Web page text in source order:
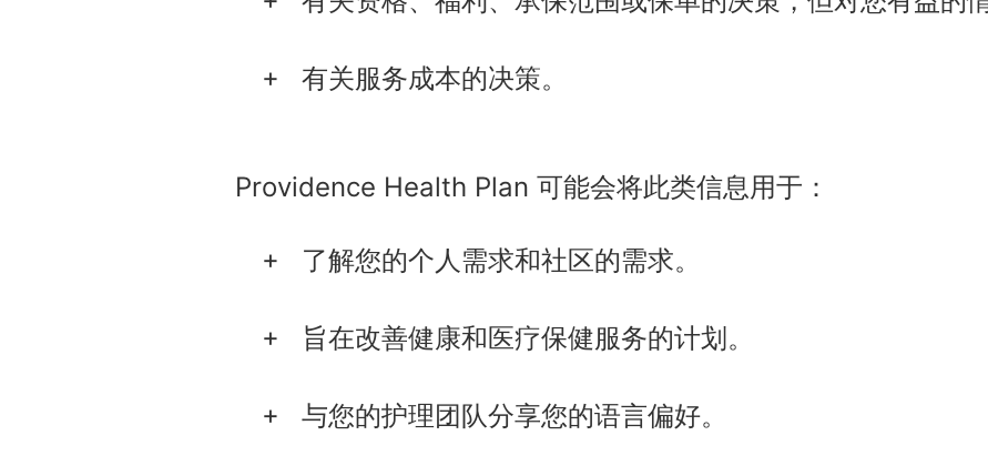
有关服务成本的决策。
Providence Health Plan 可能会将此类信息用于：
了解您的个人需求和社区的需求。
旨在改善健康和医疗保健服务的计划。
与您的护理团队分享您的语言偏好。